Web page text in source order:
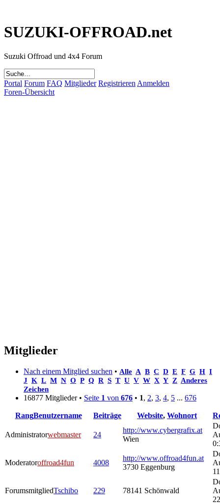
SUZUKI-OFFROAD.net
Suzuki Offroad und 4x4 Forum
Portal Forum FAQ Mitglieder Registrieren Anmelden
Foren-Übersicht
Mitglieder
Nach einem Mitglied suchen • Alle A B C D E F G H I
J K L M N O P Q R S T U V W X Y Z Anderes
Zeichen
16877 Mitglieder • Seite 1 von 676 • 1, 2, 3, 4, 5 ... 676
RangBenutzername Beiträge Website, Wohnort
Administratorwebmaster 24
http://www.cybergrafix.at
Wien
Moderatoroffroad4fun 4008
http://www.offroad4fun.at
3730 Eggenburg
ForumsmitgliedTschibo 229 78141 Schönwald